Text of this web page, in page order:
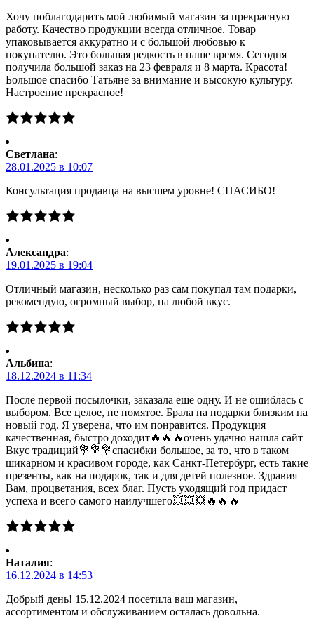
Хочу поблагодарить мой любимый магазин за прекрасную
работу. Качество продукции всегда отличное. Товар
упаковывается аккуратно и с большой любовью к
покупателю. Это большая редкость в наше время. Сегодня
получила большой заказ на 23 февраля и 8 марта. Красота!
Большое спасибо Татьяне за внимание и высокую культуру.
Настроение прекрасное!
Светлана:
28.01.2025 в 10:07
Консультация продавца на высшем уровне! СПАСИБО!
Александра:
19.01.2025 в 19:04
Отличный магазин, несколько раз сам покупал там подарки,
рекомендую, огромный выбор, на любой вкус.
Альбина:
18.12.2024 в 11:34
После первой посылочки, заказала еще одну. И не ошиблась с
выбором. Все целое, не помятое. Брала на подарки близким на
новый год. Я уверена, что им понравится. Продукция
качественная, быстро доходит🔥🔥🔥очень удачно нашла сайт
Вкус традиций💐💐💐спасибки большое, за то, что в таком
шикарном и красивом городе, как Санкт-Петербург, есть такие
презенты, как на подарок, так и для детей полезное. Здравия
Вам, процветания, всех благ. Пусть уходящий год придаст
успеха и всего самого наилучшего💥💥💥🔥🔥🔥
Наталия:
16.12.2024 в 14:53
Добрый день! 15.12.2024 посетила ваш магазин,
ассортиментом и обслуживанием осталась довольна.